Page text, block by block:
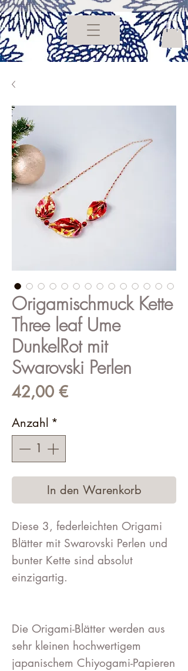
Origamischmuck Kette
Three leaf Ume
DunkelRot mit
Swarovski Perlen
42,00 €Preis
Anzahl *
In den Warenkorb
Diese 3, federleichten Origami
Blätter mit Swarovski Perlen und
bunter Kette sind absolut
einzigartig.
Die Origami-Blätter werden aus
sehr kleinen hochwertigem
japanischem Chiyogami-Papieren